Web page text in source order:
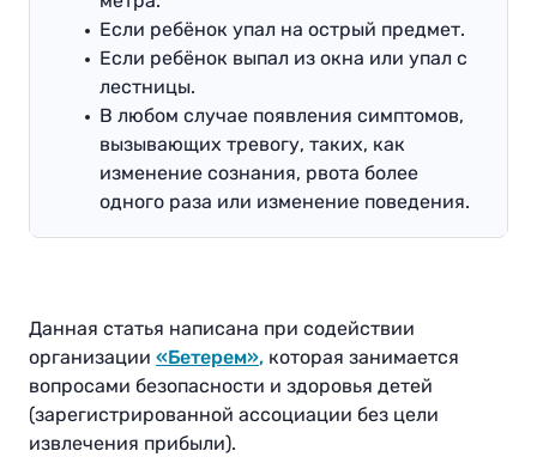
Если ребёнок упал на острый предмет.
Если ребёнок выпал из окна или упал с
лестницы.
В любом случае появления симптомов,
вызывающих тревогу, таких, как
изменение сознания, рвота более
одного раза или изменение поведения.
Данная статья написана при содействии
организации «Бетерем», которая занимается
вопросами безопасности и здоровья детей
(зарегистрированной ассоциации без цели
извлечения прибыли).